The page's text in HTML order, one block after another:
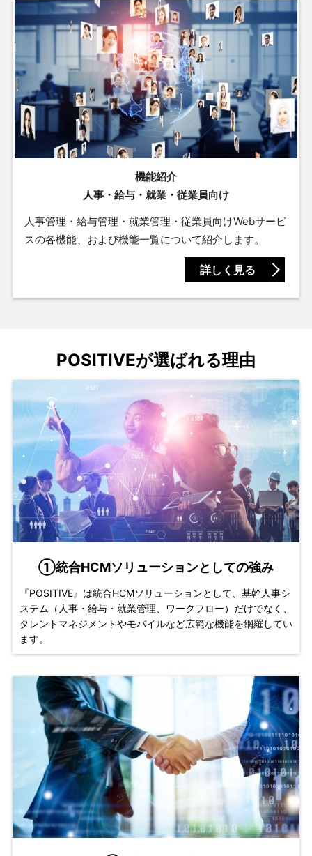
機能紹介
人事・給与・就業・従業員向け
人事管理・給与管理・就業管理・従業員向けWebサービ
スの各機能、および機能一覧について紹介します。
詳しく見る
POSITIVEが選ばれる理由
①統合HCMソリューションとしての強み
『POSITIVE』は統合HCMソリューションとして、基幹人事シ
ステム（人事・給与・就業管理、ワークフロー）だけでなく、
タレントマネジメントやモバイルなど広範な機能を網羅してい
ます。